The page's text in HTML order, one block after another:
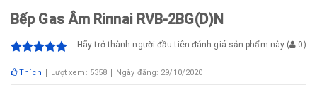
Bếp Gas Âm Rinnai RVB-2BG(D)N
Hãy trở thành người đầu tiên đánh giá sản phẩm này ( 0)
Thích Lượt xem: 5358 Ngày đăng: 29/10/2020